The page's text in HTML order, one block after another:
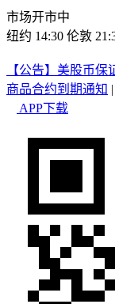
市场开市中
纽约 14:30 伦敦
【公告】美股币
商品合约到期通知 |
APP下载